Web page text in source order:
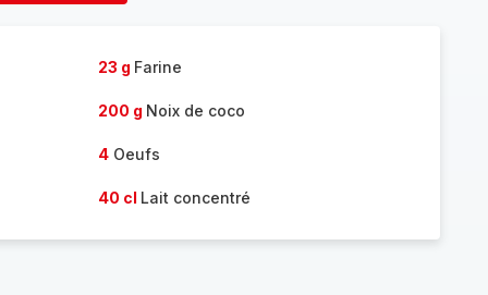
23 g Farine
200 g Noix de coco
4Oeufs
40 cl Lait concentré